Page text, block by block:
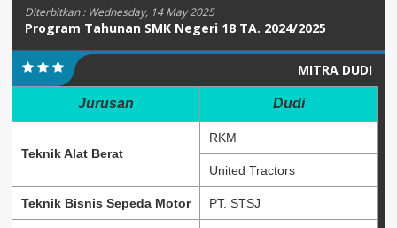
Diterbitkan : Wednesday, 14 May 2025
Program Tahunan SMK Negeri 18 TA. 2024/2025
MITRA DUDI
Jurusan Dudi
Teknik Alat Berat
RKM
United Tractors
Teknik Bisnis Sepeda Motor PT. STSJ